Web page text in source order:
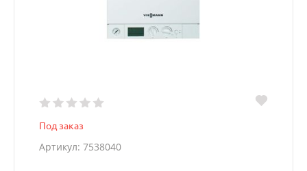
Под заказ
Артикул: 7538040